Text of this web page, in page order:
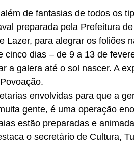
de fantasias de todos os
preparada pela Prefeitura
Lazer, para alegrar os foliões
dias – de 9 a 13 de
a galera até o sol nascer. A
envolvidas para que a
gente, é uma operação
estão preparadas e
o secretário de Cultura,